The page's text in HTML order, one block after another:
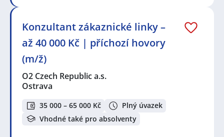
Konzultant zákaznické linky –
až 40 000 Kč | příchozí hovory
(m/ž)
O2 Czech Republic a.s.
Ostrava
35 000 – 65 000 Kč
Plný úvazek
Vhodné také pro absolventy